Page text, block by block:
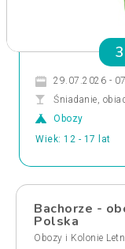
29.07.2026 -
Śniadanie,
Obozy
Wiek: 12 - 17 lat
Bachorze -
Polska
Obozy i Kolonie